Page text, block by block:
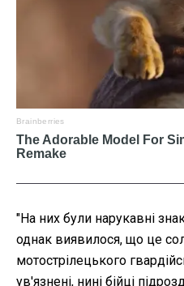
"На них були нарукавні
однак виявилося, що це
мотострілецького
ув'язнені, нині бійці